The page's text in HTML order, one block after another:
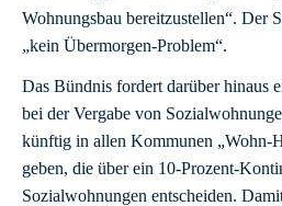
Wohnungsbau bereitzustellen“. Der
„kein Übermorgen-Problem“.
Das Bündnis fordert darüber hinaus
bei der Vergabe von
künftig in allen Kommunen „Wohn-
geben, die über ein 10-Prozent-
Sozialwohnungen entscheiden.